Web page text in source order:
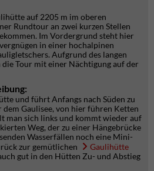
auf 2205 m im oberen
Rundtour an zwei kurzen Stellen
Im Vordergrund steht hier
in einer hochalpinen
Aufgrund des langen
Tour mit einer Nächtigung auf der
und führt Anfangs nach Süden zu
Gaulisee, von hier führen Ketten
man sich links und kommt wieder auf
Weg, der zu einer Hängebrücke
Wasserfällen noch eine Mini-
zur gemütlichen
Gaulihütte
gut in den Hütten Zu- und Abstieg